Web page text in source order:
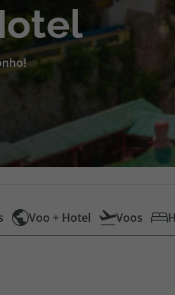
Voo + Hotel Voos